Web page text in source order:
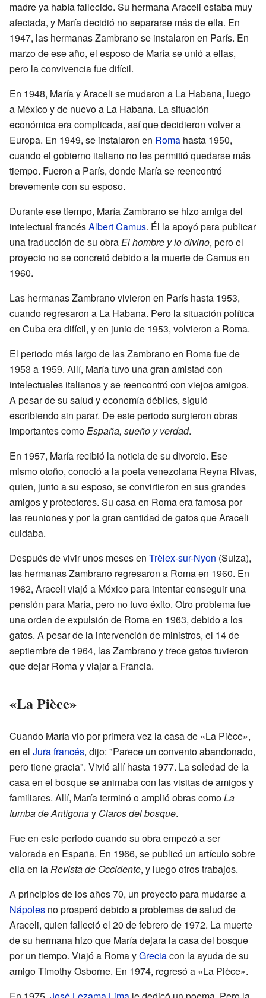
madre ya había fallecido. Su hermana Araceli estaba muy
afectada, y María decidió no separarse más de ella. En
1947, las hermanas Zambrano se instalaron en París. En
marzo de ese año, el esposo de María se unió a ellas,
pero la convivencia fue difícil.
En 1948, María y Araceli se mudaron a La Habana, luego
a México y de nuevo a La Habana. La situación
económica era complicada, así que decidieron volver a
Europa. En 1949, se instalaron en Roma hasta 1950,
cuando el gobierno italiano no les permitió quedarse más
tiempo. Fueron a París, donde María se reencontró
brevemente con su esposo.
Durante ese tiempo, María Zambrano se hizo amiga del
intelectual francésAlbert Camus. Él la apoyó para publicar
una traducción de su obraEl hombre y lo divino, pero el
proyecto no se concretó debido a la muerte de Camus en
1960.
Las hermanas Zambrano vivieron en París hasta 1953,
cuando regresaron a La Habana. Pero la situación política
en Cuba era difícil, y en junio de 1953, volvieron a Roma.
El periodo más largo de las Zambrano en Roma fue de
1953 a 1959. Allí, María tuvo una gran amistad con
intelectuales italianos y se reencontró con viejos amigos.
A pesar de su salud y economía débiles, siguió
escribiendo sin parar. De este periodo surgieron obras
importantes comoEspaña, sueño y verdad.
En 1957, María recibió la noticia de su divorcio. Ese
mismo otoño, conoció a la poeta venezolana Reyna Rivas,
quien, junto a su esposo, se convirtieron en sus grandes
amigos y protectores. Su casa en Roma era famosa por
las reuniones y por la gran cantidad de gatos que Araceli
cuidaba.
Después de vivir unos meses en Trèlex-sur-Nyon (Suiza),
las hermanas Zambrano regresaron a Roma en 1960. En
1962, Araceli viajó a México para intentar conseguir una
pensión para María, pero no tuvo éxito. Otro problema fue
una orden de expulsión de Roma en 1963, debido a los
gatos. A pesar de la intervención de ministros, el 14 de
septiembre de 1964, las Zambrano y trece gatos tuvieron
que dejar Roma y viajar a Francia.
«La Pièce»
Cuando María vio por primera vez la casa de «La Pièce»,
en el Jura francés, dijo: "Parece un convento abandonado,
pero tiene gracia". Vivió allí hasta 1977. La soledad de la
casa en el bosque se animaba con las visitas de amigos y
familiares. Allí, María terminó o amplió obras comoLa
tumba de Antígonay Claros del bosque.
Fue en este periodo cuando su obra empezó a ser
valorada en España. En 1966, se publicó un artículo sobre
ella en laRevista de Occidente, y luego otros trabajos.
A principios de los años 70, un proyecto para mudarse a
Nápoles no prosperó debido a problemas de salud de
Araceli, quien falleció el 20 de febrero de 1972. La muerte
de su hermana hizo que María dejara la casa del bosque
por un tiempo. Viajó a Roma yGreciacon la ayuda de su
amigo Timothy Osborne. En 1974, regresó a «La Pièce».